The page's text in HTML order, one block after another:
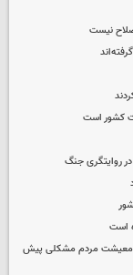
نیست
کشور است
روایتگری جنگ
است
در معیشت مردم مشکلی پیش